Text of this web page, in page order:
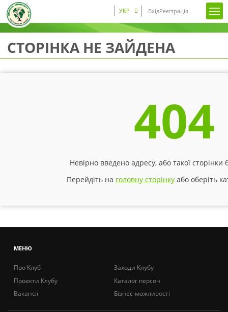
ВхідРеєстрація
УКР
СТОРІНКА НЕ ЗАЙДЕНА
404
Невірно введено адресу, або такої сторінки
Перейдіть на головну сторінку або оберіть
МЕНЮ
Про Клуб
Проекти Клубу
Вакансії
Заходи Клубу
Каталог персон
Бізнес-можливості